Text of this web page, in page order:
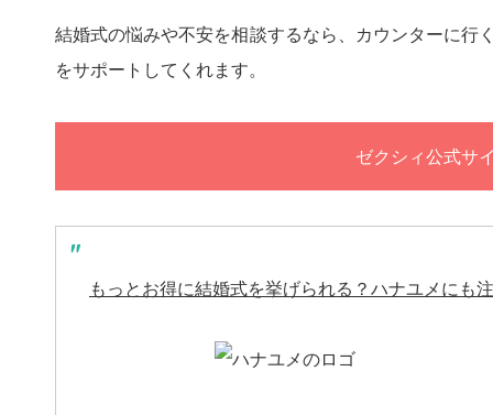
結婚式の悩みや不安を相談するなら、カウンターに行
をサポートしてくれます。
ゼクシィ公式サ
もっとお得に結婚式を挙げられる？ハナユメにも